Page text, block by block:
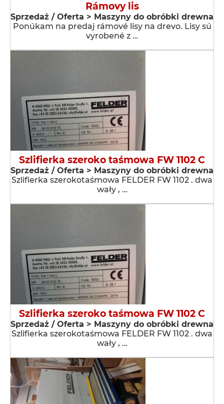
Rámovy lis
Sprzedaż / Oferta > Maszyny do obróbki drewna
Ponúkam na predaj rámové lisy na drevo. Lisy sú
vyrobené z …
Szlifierka szeroko taśmowa FW 1102 C
Sprzedaż / Oferta > Maszyny do obróbki drewna
Szlifierka szerokotaśmowa FELDER FW 1102 . dwa
wały , …
Szlifierka szeroko taśmowa FW 1102 C
Sprzedaż / Oferta > Maszyny do obróbki drewna
Szlifierka szerokotaśmowa FELDER FW 1102 . dwa
wały , …